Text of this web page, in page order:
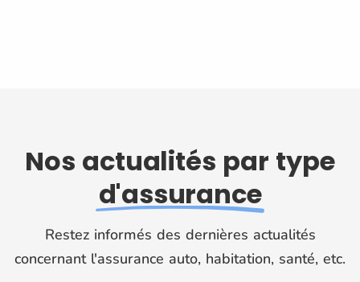
Nos actualités par type
d'assurance
Restez informés des dernières actualités
concernant l'assurance auto, habitation, santé, etc.